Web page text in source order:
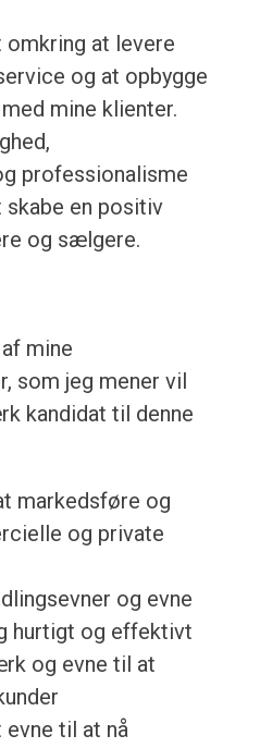
at levere
og at opbygge
mine klienter.
professionalisme
en positiv
og sælgere.
mine
som jeg mener vil
kandidat til denne
markedsføre og
og private
og evne
hurtigt og effektivt
og evne til at
evne til at nå